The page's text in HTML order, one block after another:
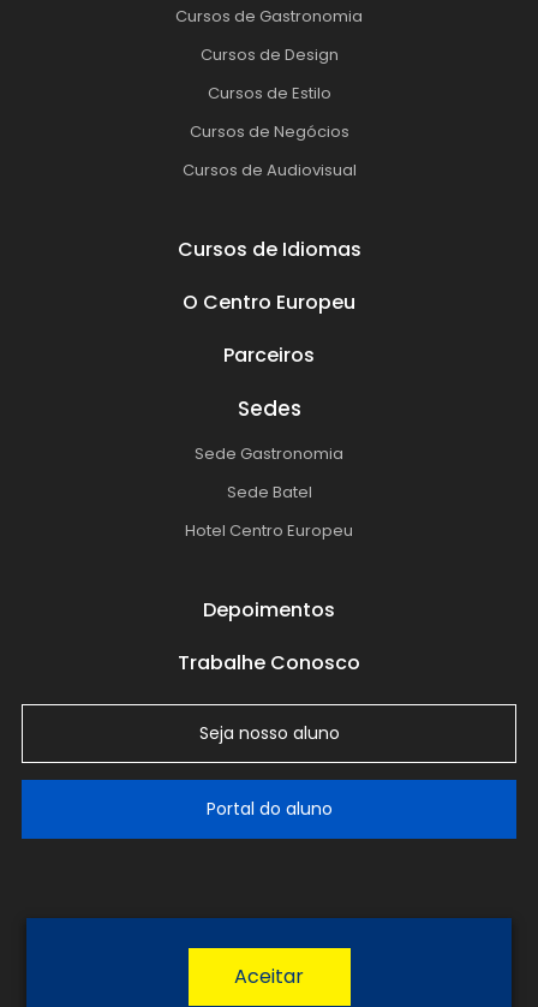
Cursos de Gastronomia
Cursos de Design
Cursos de Estilo
Cursos de Negócios
Cursos de Audiovisual
Cursos de Idiomas
O Centro Europeu
Parceiros
Sedes
Sede Gastronomia
Sede Batel
Hotel Centro Europeu
Depoimentos
Trabalhe Conosco
Seja nosso aluno
Portal do aluno
Política de Privacidade